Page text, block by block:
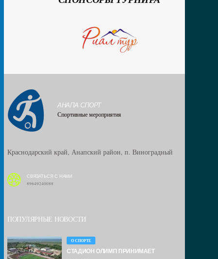
АНАПА СПОРТ
Спортивные мероприятия
Краснодарский край, Анапский район, п. Виноградный
СВЯЗАТЬСЯ С НАМИ
89649240088
ПОПУЛЯРНЫЕ НОВОСТИ
О СПОРТЕ
СТАДИОН ОЛИМП ПРИНИМАЕТ